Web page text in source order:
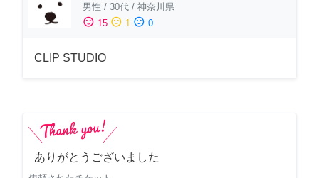
男性 / 30代 / 神奈川県
sentiment_satisfied 15 sentiment_neutral 1 sentiment_dissatisfied 0
CLIP STUDIO
ありがとうございました